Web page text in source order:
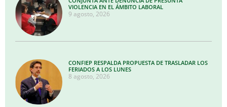
VIOLENCIA EN EL ÁMBITO LABORAL
9 agosto, 2026
CONFIEP RESPALDA PROPUESTA DE TRASLADAR LOS
FERIADOS A LOS LUNES
8 agosto, 2026